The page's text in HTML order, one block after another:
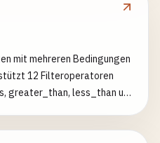
mit mehreren Bedingungen
12 Filteroperatoren
greater_than, less_than und